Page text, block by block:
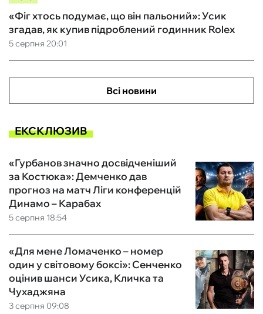
5 серпня 20:01
«Фіг хтось подумає, що він пальоний»: Усик
згадав, як купив підроблений годинник Rolex
Всі новини
ЕКСКЛЮЗИВ
5 серпня 18:54
«Гурбанов значно досвідченіший
за Костюка»: Демченко дав
прогноз на матч Ліги конференцій
Динамо – Карабах
3 серпня 09:08
«Для мене Ломаченко – номер
один у світовому боксі»: Сенченко
оцінив шанси Усика, Кличка та
Чухаджяна